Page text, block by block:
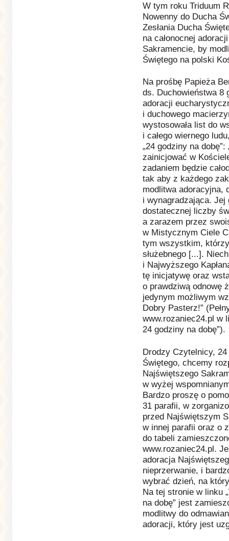
W tym roku Triduum
Nowenny do Ducha
Zesłania Ducha
na całonocnej
Sakramencie, by
Świętego na polski
Na prośbę Papieża
ds. Duchowieństwa 8
adoracji
i duchowego
wystosowała list do
i całego wiernego
„24 godziny na
zainicjować w
zadaniem będzie
tak aby z każdego
modlitwa adoracyjna,
i wynagradzająca. Jej
dostatecznej liczby
a zarazem przez
w Mistycznym Ciele
tym wszystkim, którzy
służebnego [...].
i Najwyższego
tę inicjatywę oraz
o prawdziwą odnowę
jedynym możliwym
Dobry Pasterz!”
www.rozaniec24.pl w
24 godziny na dobę”).
Drodzy Czytelnicy, 24
Świętego, chcemy
Najświętszego
w wyżej
Bardzo proszę o
31 parafii, w
przed Najświętszym
w innej parafii oraz o
do tabeli
www.rozaniec24.pl.
adoracja
nieprzerwanie, i
wybrać dzień, na
Na tej stronie w linku
na dobę” jest
modlitwy do
adoracji, który jest